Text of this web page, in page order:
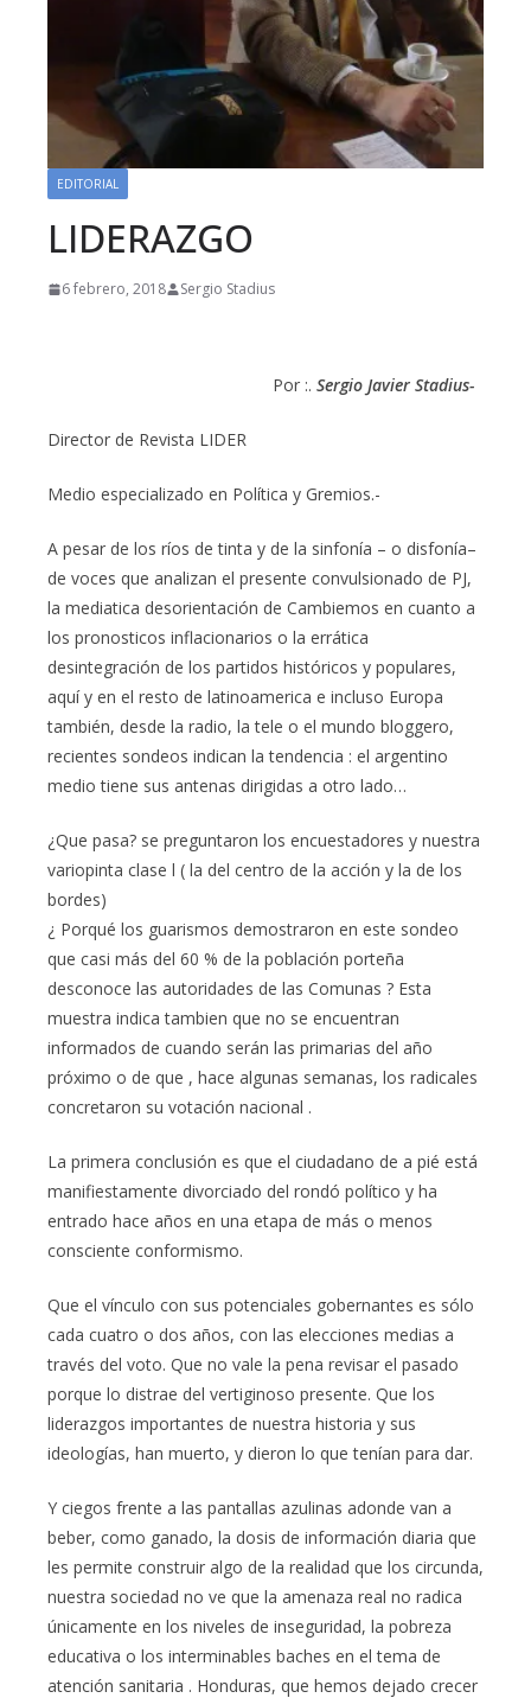
EDITORIAL
LIDERAZGO
6 febrero, 2018 Sergio Stadius
Por :. Sergio Javier Stadius-
Director de Revista LIDER
Medio especializado en Política y Gremios.-
A pesar de los ríos de tinta y de la sinfonía – o disfonía–
de voces que analizan el presente convulsionado de PJ,
la mediatica desorientación de Cambiemos en cuanto a
los pronosticos inflacionarios o la errática
desintegración de los partidos históricos y populares,
aquí y en el resto de latinoamerica e incluso Europa
también, desde la radio, la tele o el mundo bloggero,
recientes sondeos indican la tendencia : el argentino
medio tiene sus antenas dirigidas a otro lado…
¿Que pasa? se preguntaron los encuestadores y nuestra
variopinta clase l ( la del centro de la acción y la de los
bordes)
¿ Porqué los guarismos demostraron en este sondeo
que casi más del 60 % de la población porteña
desconoce las autoridades de las Comunas ? Esta
muestra indica tambien que no se encuentran
informados de cuando serán las primarias del año
próximo o de que , hace algunas semanas, los radicales
concretaron su votación nacional .
La primera conclusión es que el ciudadano de a pié está
manifiestamente divorciado del rondó político y ha
entrado hace años en una etapa de más o menos
consciente conformismo.
Que el vínculo con sus potenciales gobernantes es sólo
cada cuatro o dos años, con las elecciones medias a
través del voto. Que no vale la pena revisar el pasado
porque lo distrae del vertiginoso presente. Que los
liderazgos importantes de nuestra historia y sus
ideologías, han muerto, y dieron lo que tenían para dar.
Y ciegos frente a las pantallas azulinas adonde van a
beber, como ganado, la dosis de información diaria que
les permite construir algo de la realidad que los circunda,
nuestra sociedad no ve que la amenaza real no radica
únicamente en los niveles de inseguridad, la pobreza
educativa o los interminables baches en el tema de
atención sanitaria . Honduras, que hemos dejado crecer